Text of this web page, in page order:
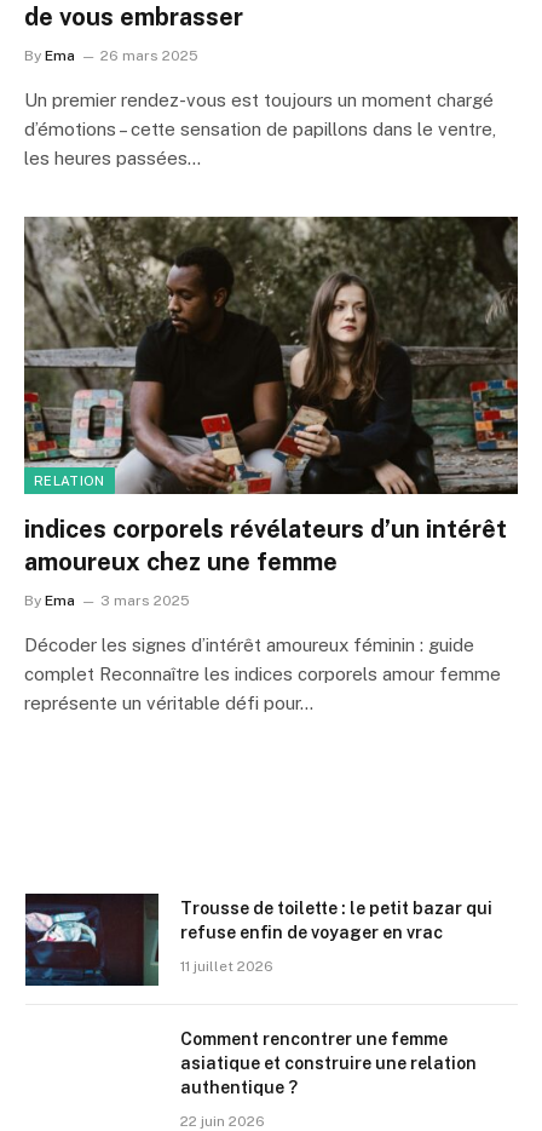
de vous embrasser
By Ema 26 mars 2025
Un premier rendez-vous est toujours un moment chargé
d’émotions – cette sensation de papillons dans le ventre,
les heures passées…
RELATION
indices corporels révélateurs d’un intérêt
amoureux chez une femme
By Ema 3 mars 2025
Décoder les signes d’intérêt amoureux féminin : guide
complet Reconnaître les indices corporels amour femme
représente un véritable défi pour…
Trousse de toilette : le petit bazar qui
refuse enfin de voyager en vrac
11 juillet 2026
Comment rencontrer une femme
asiatique et construire une relation
authentique ?
22 juin 2026